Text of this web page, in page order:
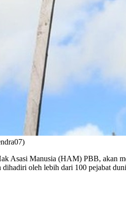
Asasi Manusia (HAM) PBB, akan
oleh lebih dari 100 pejabat